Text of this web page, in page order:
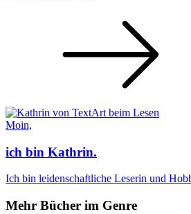
Moin,
ich bin Kathrin.
Ich bin leidenschaftliche Leserin und
Mehr Bücher im Genre